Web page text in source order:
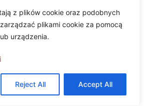
z plików cookie oraz podobnych
plikami cookie za pomocą
urządzenia.
Reject All Accept All
Τριπλασιασμός της συμβίωσης χωρίς
στην Πολωνία
Piotr Alexewicz: Ο νέος εκφραστής της